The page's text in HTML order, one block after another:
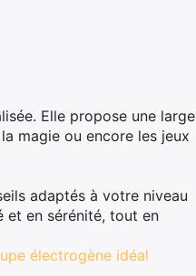
Elle propose une large
magie ou encore les jeux
adaptés à votre niveau
et en sérénité, tout en
électrogène idéal